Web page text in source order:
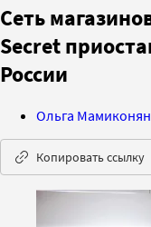
Сеть
Secret
России
Ольга Мамиконян
Копировать ссылку